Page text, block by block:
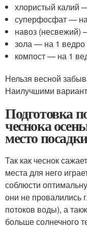
хлористый калий
суперфосфат —
навоз (несвежий)
зола — на 1 ведро
компост — на 1
Нельзя весной
Наилучшими
Подготовка
чеснока
место посадки
Так как чеснок
места для него
соблюсти
они не провалились
потоков воды), а
больше солнечного